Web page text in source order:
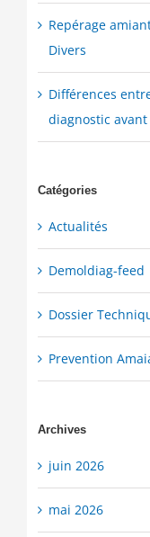
Repérage
Divers
Différences
diagnostic
Catégories
Actualités
Demoldiag-feed
Dossier
Prevention
Archives
juin 2026
mai 2026